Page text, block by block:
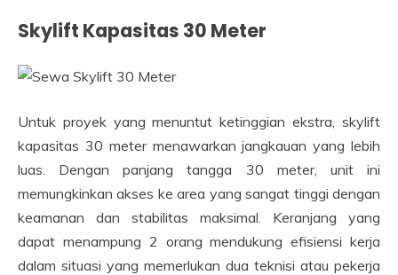
Skylift Kapasitas 30 Meter
Untuk proyek yang menuntut ketinggian ekstra, skylift
kapasitas 30 meter menawarkan jangkauan yang lebih
luas. Dengan panjang tangga 30 meter, unit ini
memungkinkan akses ke area yang sangat tinggi dengan
keamanan dan stabilitas maksimal. Keranjang yang
dapat menampung 2 orang mendukung efisiensi kerja
dalam situasi yang memerlukan dua teknisi atau pekerja